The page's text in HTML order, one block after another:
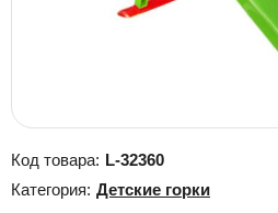
Код товара: L-32360
Категория: Детские горки